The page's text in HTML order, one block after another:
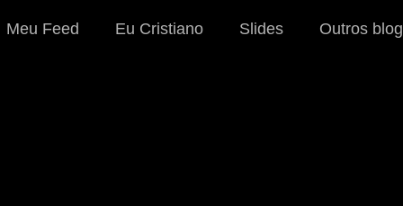
Meu Feed Eu Cristiano Slides Outros